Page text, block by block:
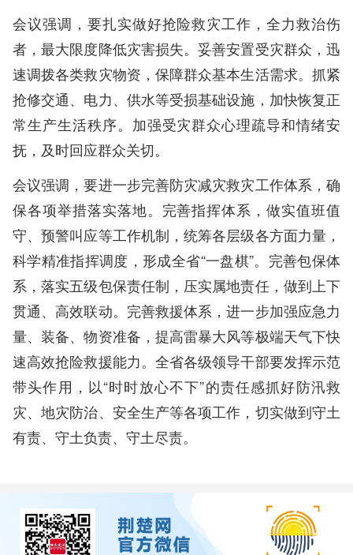
会议强调，要扎实做好抢险救灾工作，全力救治伤
者，最大限度降低灾害损失。妥善安置受灾群众，迅
速调拨各类救灾物资，保障群众基本生活需求。抓紧
抢修交通、电力、供水等受损基础设施，加快恢复正
常生产生活秩序。加强受灾群众心理疏导和情绪安
抚，及时回应群众关切。
会议强调，要进一步完善防灾减灾救灾工作体系，确
保各项举措落实落地。完善指挥体系，做实值班值
守、预警叫应等工作机制，统筹各层级各方面力量，
科学精准指挥调度，形成全省“一盘棋”。完善包保体
系，落实五级包保责任制，压实属地责任，做到上下
贯通、高效联动。完善救援体系，进一步加强应急力
量、装备、物资准备，提高雷暴大风等极端天气下快
速高效抢险救援能力。全省各级领导干部要发挥示范
带头作用，以“时时放心不下”的责任感抓好防汛救
灾、地灾防治、安全生产等各项工作，切实做到守土
有责、守土负责、守土尽责。